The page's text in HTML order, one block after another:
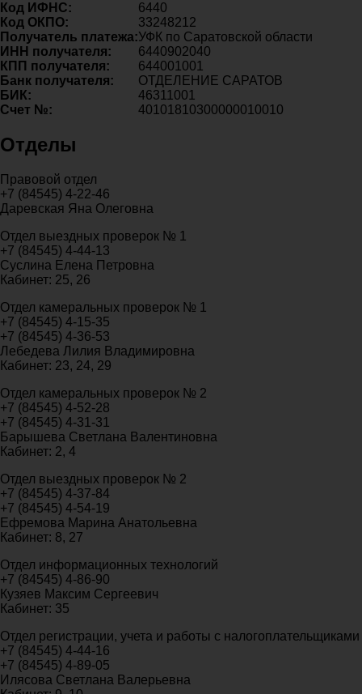
Код ИФНС:
6440
Код ОКПО:
33248212
Получатель платежа:УФК по Саратовской области
ИНН получателя:
6440902040
КПП получателя:
644001001
Банк получателя:
ОТДЕЛЕНИЕ САРАТОВ
БИК:
46311001
Счет №:
40101810300000010010
Отделы
Правовой отдел
+7 (84545) 4-22-46
Даревская Яна Олеговна
Отдел выездных проверок № 1
+7 (84545) 4-44-13
Суслина Елена Петровна
Кабинет: 25, 26
Отдел камеральных проверок № 1
+7 (84545) 4-15-35
+7 (84545) 4-36-53
Лебедева Лилия Владимировна
Кабинет: 23, 24, 29
Отдел камеральных проверок № 2
+7 (84545) 4-52-28
+7 (84545) 4-31-31
Барышева Светлана Валентиновна
Кабинет: 2, 4
Отдел выездных проверок № 2
+7 (84545) 4-37-84
+7 (84545) 4-54-19
Ефремова Марина Анатольевна
Кабинет: 8, 27
Отдел информационных технологий
+7 (84545) 4-86-90
Кузяев Максим Сергеевич
Кабинет: 35
Отдел регистрации, учета и работы с налогоплательщиками
+7 (84545) 4-44-16
+7 (84545) 4-89-05
Илясова Светлана Валерьевна